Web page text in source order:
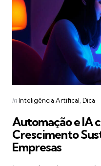
Categories
Posted
inInteligência Artifical Dica
Automação e IA
Crescimento
Empresas